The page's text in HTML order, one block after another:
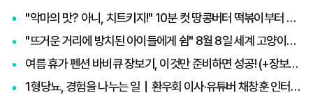
"악마의 맛? 아니, 치트키지!" 10분 컷 땅콩버터 떡볶이부터 효능·부작용 총정리
"뜨거운 거리에 방치된 아이들에게 쉼" 8월 8일 세계 고양이의 날, 나폴리 맛피아 권성준 셰프의 선한 영향력과 간곡한 호소
여름 휴가 펜션 바비큐 장보기, 이것만 준비하면 성공! (+장보기 체크리스트)
1형당뇨, 경험을 나누는 일｜환우회 이사·유튜버 채창훈 인터뷰 ②